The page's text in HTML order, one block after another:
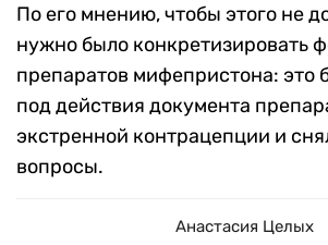
По его мнению, чтобы этого не
нужно было конкретизировать
препаратов мифепристона: это
под действия документа
экстренной контрацепции и
вопросы.
Анастасия Целых